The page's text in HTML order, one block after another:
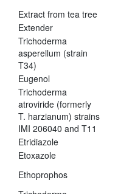
Extract from tea tree
Extender
Trichoderma
asperellum (strain
T34)
Eugenol
Trichoderma
atroviride (formerly
T. harzianum) strains
IMI 206040 and T11
Etridiazole
Etoxazole
Ethoprophos